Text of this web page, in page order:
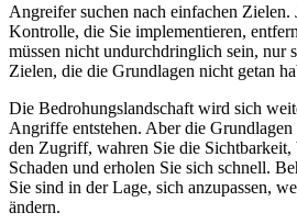
Angreifer suchen nach einfachen Zielen.
Kontrolle, die Sie implementieren,
müssen nicht undurchdringlich sein, nur
Zielen, die die Grundlagen nicht getan
Die Bedrohungslandschaft wird sich
Angriffe entstehen. Aber die
den Zugriff, wahren Sie die Sichtbarkeit,
Schaden und erholen Sie sich schnell.
Sie sind in der Lage, sich anzupassen,
ändern.